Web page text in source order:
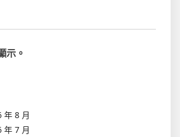
示。
年 8 月
年 7 月